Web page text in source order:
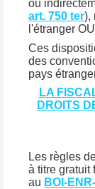
ou
art. 750 ter),
l'étranger
Ces
des
pays
LA
DROITS
Les règles
à titre gratuit
au BOI-